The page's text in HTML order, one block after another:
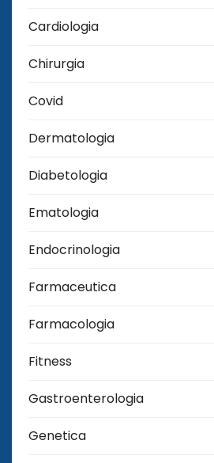
Cardiologia
Chirurgia
Covid
Dermatologia
Diabetologia
Ematologia
Endocrinologia
Farmaceutica
Farmacologia
Fitness
Gastroenterologia
Genetica